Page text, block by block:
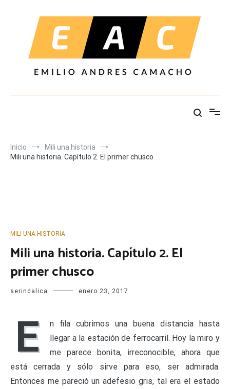
Inicio
Mili una historia
Mili una historia. Capítulo 2. El primer chusco
MILI UNA HISTORIA
Mili una historia. Capítulo 2. El
primer chusco
serindalica enero 23, 2017
E
n fila cubrimos una buena distancia hasta
llegar a la estación de ferrocarril. Hoy la miro y
me parece bonita, irreconocible, ahora que
está cerrada y sólo sirve para eso, ser admirada.
Entonces me pareció un adefesio gris, tal era el estado